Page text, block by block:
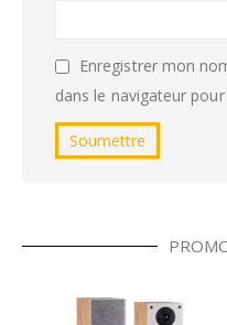
Enregistrer mon
dans le navigateur